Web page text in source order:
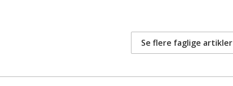
Se flere faglige artikler